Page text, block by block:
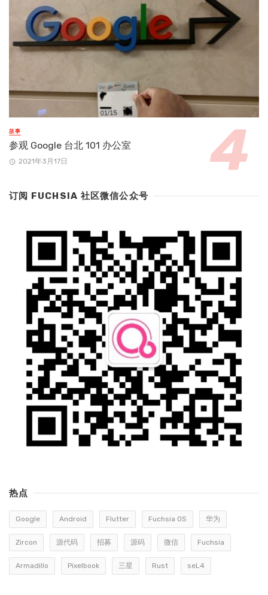
故事
参观 Google 台北 101 办公室
2021年3月17日
订阅 FUCHSIA 社区微信公众号
热点
Google Android Flutter Fuchsia OS 华为
Zircon 源代码 招募 源码 微信 Fuchsia
Armadillo Pixelbook 三星 Rust seL4